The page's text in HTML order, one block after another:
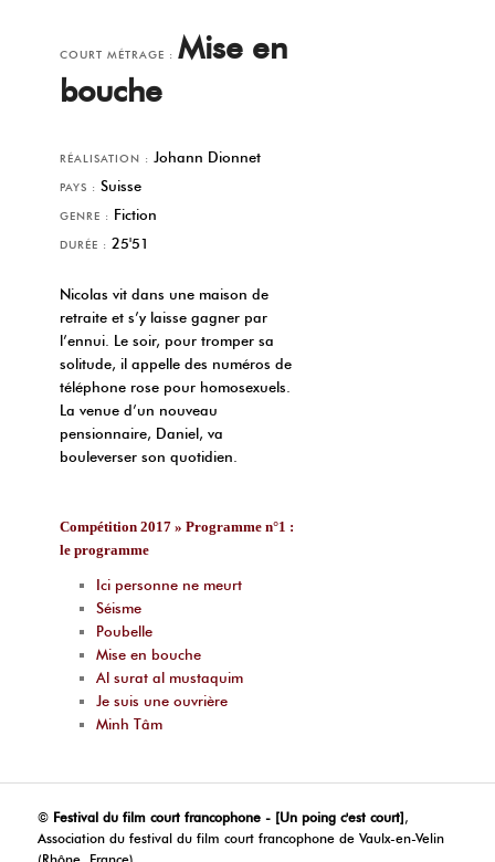
COURT MÉTRAGE :Mise en
bouche
RÉALISATION : Johann Dionnet
PAYS : Suisse
GENRE : Fiction
DURÉE : 25'51
Nicolas vit dans une maison de
retraite et s’y laisse gagner par
l’ennui. Le soir, pour tromper sa
solitude, il appelle des numéros de
téléphone rose pour homosexuels.
La venue d’un nouveau
pensionnaire, Daniel, va
bouleverser son quotidien.
Compétition 2017 » Programme n°1 :
le programme
Ici personne ne meurt
Séisme
Poubelle
Mise en bouche
Al surat al mustaquim
Je suis une ouvrière
Minh Tâm
© Festival du film court francophone - [Un poing c'est court],
Association du festival du film court francophone de Vaulx-en-Velin